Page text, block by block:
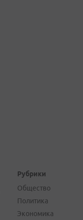
Рубрики
Общество
Политика
Экономика